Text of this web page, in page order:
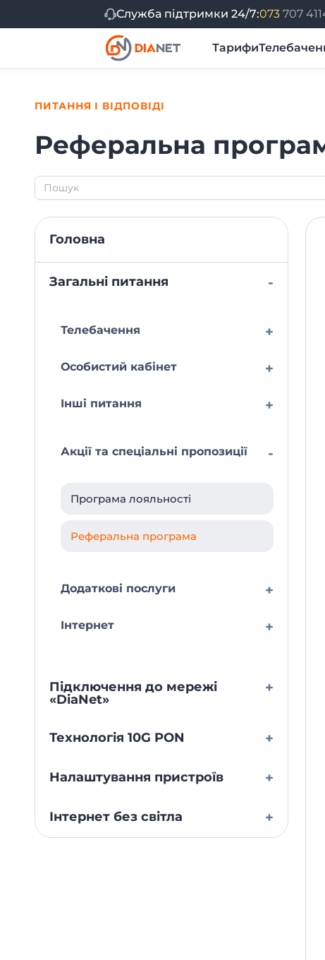
Служба підтримки 24/7:073 707
Тарифи
Мій DiaNetНалаштування інтернету
ПИТАННЯ І ВІДПОВІДІ
Реферальна
Головна
Загальні питання -
Телебачення +
Особистий кабінет +
Інші питання +
Акції та спеціальні пропозиції -
Програма лояльності
Реферальна програма
Додаткові послуги +
Інтернет +
Підключення до мережі
«DiaNet»
+
Технологія 10G PON +
Налаштування пристроїв +
Інтернет без світла +